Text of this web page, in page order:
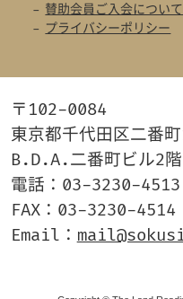
賛助会員ご入会について
プライバシーポリシー
〒102-0084
東京都千代田区二番
B.D.A.二番町ビル2階
電話：03-3230-4513
FAX：03-3230-4514
Email：